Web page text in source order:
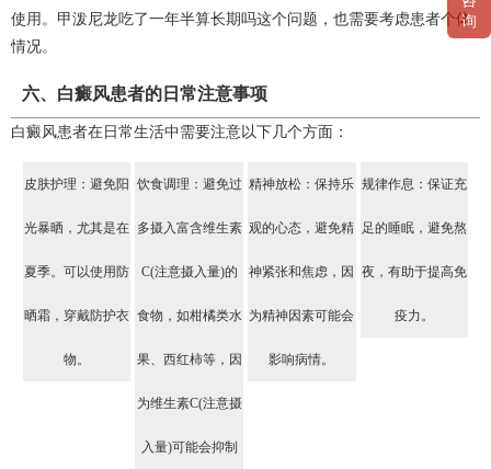
使用。甲泼尼龙吃了一年半算长期吗这个问题，也需要考虑患者个体
情况。
六、白癜风患者的日常注意事项
白癜风患者在日常生活中需要注意以下几个方面：
皮肤护理：避免阳
光暴晒，尤其是在
夏季。可以使用防
晒霜，穿戴防护衣
物。
饮食调理：避免过
多摄入富含维生素
C(注意摄入量)的
食物，如柑橘类水
果、西红柿等，因
为维生素C(注意摄
入量)可能会抑制
精神放松：保持乐
观的心态，避免精
神紧张和焦虑，因
为精神因素可能会
影响病情。
规律作息：保证充
足的睡眠，避免熬
夜，有助于提高免
疫力。
询